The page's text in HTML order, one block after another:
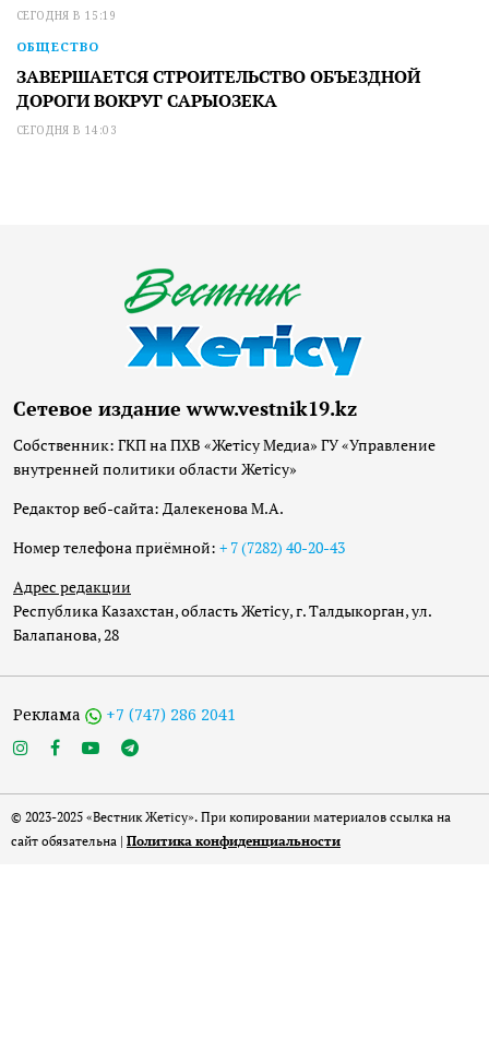
СЕГОДНЯ В 15:19
ОБЩЕСТВО
ЗАВЕРШАЕТСЯ СТРОИТЕЛЬСТВО ОБЪЕЗДНОЙ
ДОРОГИ ВОКРУГ САРЫОЗЕКА
СЕГОДНЯ В 14:03
Сетевое издание www.vestnik19.kz
Собственник: ГКП на ПХВ «Жетісу Медиа» ГУ «Управление
внутренней политики области Жетісу»
Редактор веб-сайта: Далекенова М.А.
Номер телефона приёмной: + 7 (7282) 40-20-43
Адрес редакции
Республика Казахстан, область Жетісу, г. Талдыкорган, ул.
Балапанова, 28
Реклама +7 (747) 286 2041
© 2023-2025 «Вестник Жетісу». При копировании материалов ссылка на
сайт обязательна | Политика конфиденциальности